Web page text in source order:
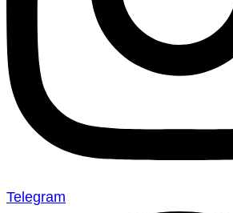
Telegram